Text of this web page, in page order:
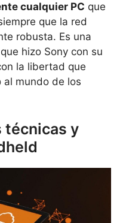
cualquier PC que
que la red
robusta. Es una
hizo Sony con su
la libertad que
al mundo de los
técnicas y